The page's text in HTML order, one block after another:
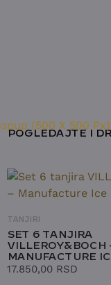
POGLEDAJTE I
TANJIRI
SET 6 TANJIRA
VILLEROY&BOCH
MANUFACTURE
17.850,00 RSD